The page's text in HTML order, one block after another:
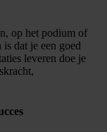
op het podium of
dat je een goed
leveren doe je